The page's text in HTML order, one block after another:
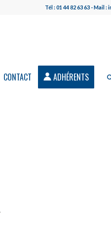
Tél : 01 44 82 63 63 - Mail :
CONTACT ADHÉRENTS